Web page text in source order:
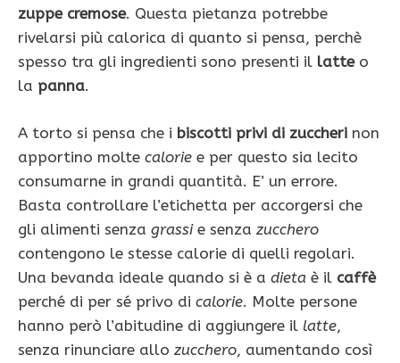
zuppe cremose. Questa pietanza potrebbe
rivelarsi più calorica di quanto si pensa, perchè
spesso tra gli ingredienti sono presenti il latteo
la panna.
A torto si pensa che i biscotti privi di zuccheri non
apportino molte calorie e per questo sia lecito
consumarne in grandi quantità. E’ un errore.
Basta controllare l’etichetta per accorgersi che
gli alimenti senza grassie senza zucchero
contengono le stesse calorie di quelli regolari.
Una bevanda ideale quando si è a dieta è il caffè
perché di per sé privo di calorie. Molte persone
hanno però l’abitudine di aggiungere il latte,
senza rinunciare allo zucchero, aumentando così